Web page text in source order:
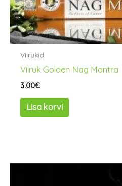
Viirukid
Viiruk Golden Nag Mantra
3.00€
Lisa korvi